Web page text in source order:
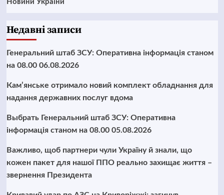
Новини України
Недавні записи
Генеральний штаб ЗСУ: Оперативна інформація станом
на 08.00 06.08.2026
Кам’янське отримало новий комплект обладнання для
надання державних послуг вдома
Выбрать Генеральний штаб ЗСУ: Оперативна
інформація станом на 08.00 05.08.2026
Важливо, щоб партнери чули Україну й знали, що
кожен пакет для нашої ППО реально захищає життя –
звернення Президента